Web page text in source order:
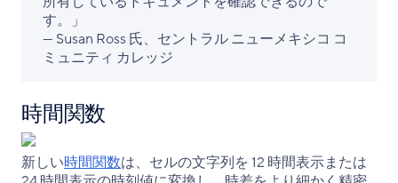
す。」
— Susan Ross 氏、セントラル ニューメキシコ コ
ミュニティ カレッジ
時間関数
新しい時間関数は、セルの文字列を 12 時間表示または